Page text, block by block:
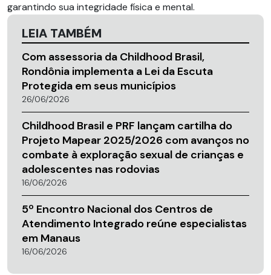
garantindo sua integridade física e mental.
LEIA TAMBÉM
Com assessoria da Childhood Brasil,
Rondônia implementa a Lei da Escuta
Protegida em seus municípios
26/06/2026
Childhood Brasil e PRF lançam cartilha do
Projeto Mapear 2025/2026 com avanços no
combate à exploração sexual de crianças e
adolescentes nas rodovias
16/06/2026
5º Encontro Nacional dos Centros de
Atendimento Integrado reúne especialistas
em Manaus
16/06/2026